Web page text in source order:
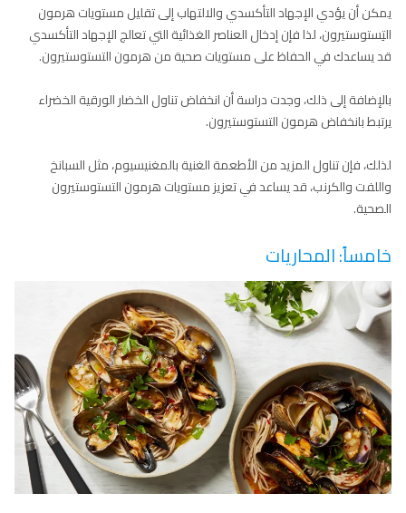
يمكن أن يؤدي الإجهاد التأكسدي والالتهاب إلى تقليل مستويات هرمون
التِستوستيرون، لذا فإن إدخال العناصر الغذائية التي تعالج الإجهاد التأكسدي
قد يساعدك في الحفاظ على مستويات صحية من هرمون التستوستيرون.
بالإضافة إلى ذلك، وجدت دراسة أن انخفاض تناول الخضار الورقية الخضراء
يرتبط بانخفاض هرمون التستوستيرون.
لذلك، فإن تناول المزيد من الأطعمة الغنية بالمغنيسيوم، مثل السبانخ
واللفت والكرنب، قد يساعد في تعزيز مستويات هرمون التستوستيرون
الصحية.
خامساً: المحاريات